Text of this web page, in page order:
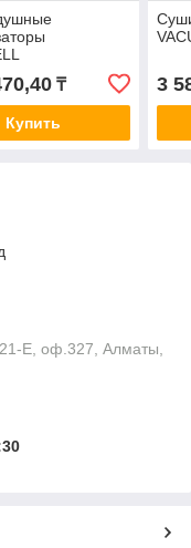
₸
Купить
3
Е, оф.327, Алматы,